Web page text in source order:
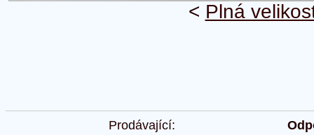
< Plná
Prodávající: